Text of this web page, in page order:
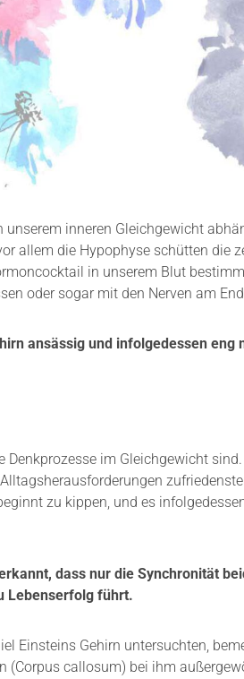
inneren Gleichgewicht
allem die Hypophyse schütten die
in unserem Blut
oder sogar mit den Nerven am
ansässig und infolgedessen eng
im Gleichgewicht
zu kippen, und es
dass nur die Synchronität
Lebenserfolg führt.
Einsteins Gehirn untersuchten,
(Corpus callosum) bei ihm